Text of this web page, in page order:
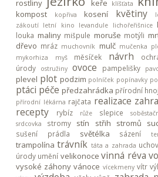
rostliny
keře klíšťata
kompost kopřiva kosení květiny
zákoutí letní kino levandule lichořeřišnice
louka maliny mišpule moruše motýli
dřevo mráz muchovník mulč mučenka
mykorhiza
myš měsíček návrh
úrody
ostružiny ovoce pampelišky
plevel plot podzim polníček popínavky
ptáci péče předzahrádka přírodní
přírodní lékárna rajčata realizace
recepty
rybíz růže slepice
srdcovka
stromy stín střih stromů
sušení prádla světélka sázení
trampolína trávník táta a zahrada
úrody umění velikonoce vinná réva
vysoké záhony vánoce vícekmeny vítr